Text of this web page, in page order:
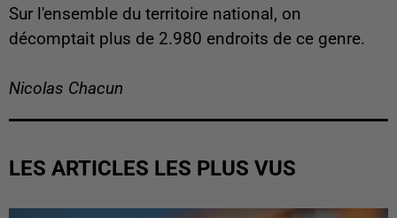
Sur l'ensemble du territoire national, on
décomptait plus de 2.980 endroits de ce genre.
Nicolas Chacun
LES ARTICLES LES PLUS VUS